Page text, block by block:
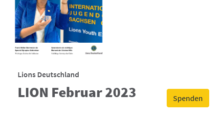
Spenden
Lions Deutschland
LION Februar 2023